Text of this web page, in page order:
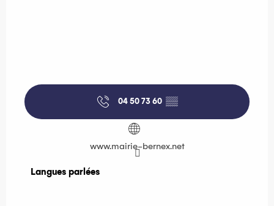
04 50 73 60 ▒▒
www.mairie-bernex.net
Langues parlées
Langues parlées